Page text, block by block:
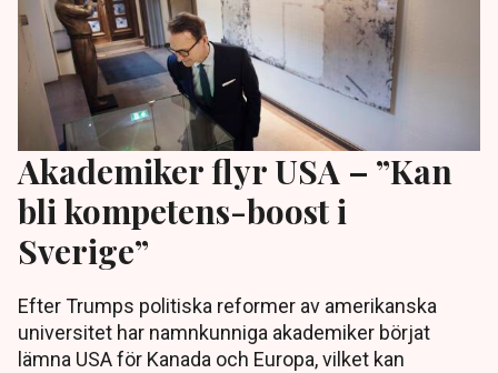
Akademiker flyr USA – ”Kan
bli kompetens-boost i
Sverige”
Efter Trumps politiska reformer av amerikanska
universitet har namnkunniga akademiker börjat
lämna USA för Kanada och Europa, vilket kan